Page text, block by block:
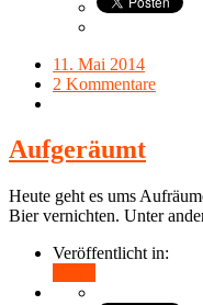
11. Mai 2014
2 Kommentare
Aufgeräumt
Heute geht es ums
Bier vernichten. Unter
Veröffentlicht in: